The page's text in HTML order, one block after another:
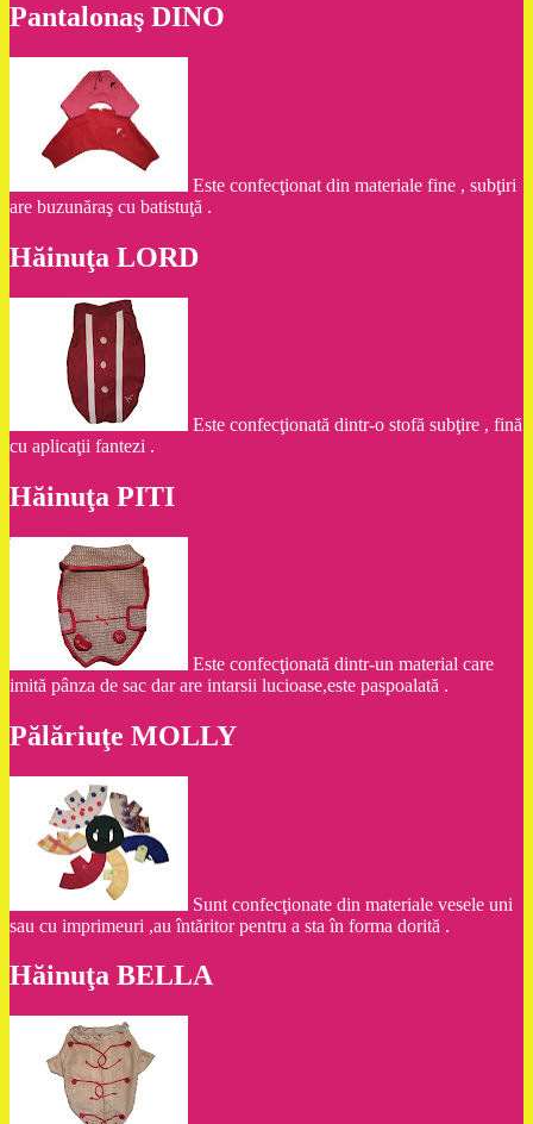
Pantalonaş DINO
Este confecţionat din materiale fine , subţiri
are buzunăraş cu batistuţă .
Hăinuţa LORD
Este confecţionată dintr-o stofă subţire , fină
cu aplicaţii fantezi .
Hăinuţa PITI
Este confecţionată dintr-un material care
imită pânza de sac dar are intarsii lucioase,este paspoalată .
Pălăriuţe MOLLY
Sunt confecţionate din materiale vesele uni
sau cu imprimeuri ,au întăritor pentru a sta în forma dorită .
Hăinuţa BELLA